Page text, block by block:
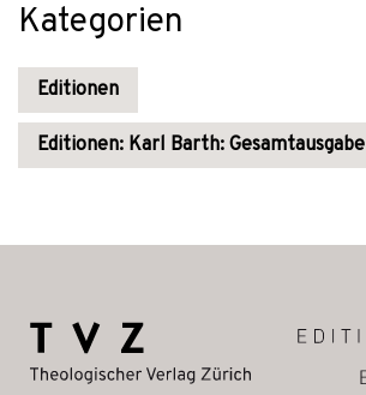
Kategorien
Editionen
Editionen: Karl Barth: Gesamtausgabe